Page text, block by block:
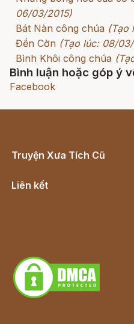
06/03/2015)
Bát Nàn công chúa (Tạo
Đền Cờn (Tạo lúc: 08/
Bình Khôi công chúa
Bình luận hoặc góp ý
Facebook
Truyện Xưa Tích Cũ
Liên kết